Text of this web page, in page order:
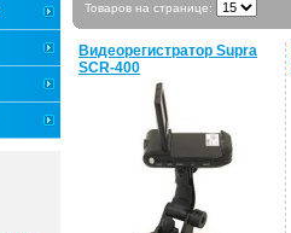
Товаров на странице:
Видеорегистратор Supra
SCR-400